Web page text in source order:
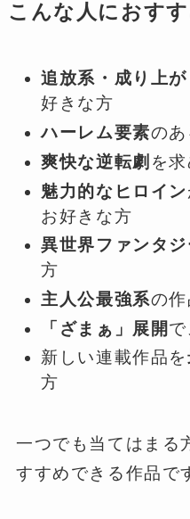
こんな人におす
追放系・成り上
好きな方
ハーレム要素の
爽快な逆転劇 を
魅力的なヒロイン
お好きな方
異世界ファンタジ
方
主人公最強系の
「ざまぁ」展開
新しい連載作品を
方
一つでも当てはまる
すすめできる作品で